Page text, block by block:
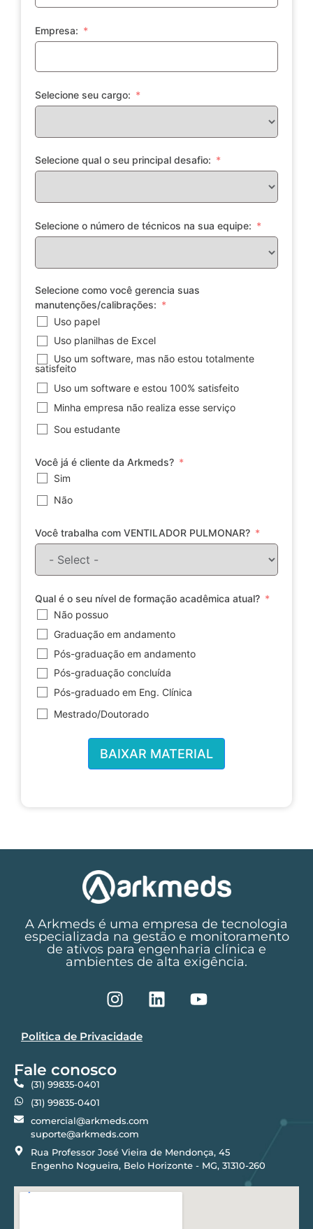
Empresa:
Selecione seu cargo:
Selecione qual o seu principal desafio:
Selecione o número de técnicos na sua equipe:
Selecione como você gerencia suas
manutenções/calibrações:
Uso papel
Uso planilhas de Excel
Uso um software, mas não estou totalmente
satisfeito
Uso um software e estou 100% satisfeito
Minha empresa não realiza esse serviço
Sou estudante
Você já é cliente da Arkmeds?
Sim
Não
Você trabalha com VENTILADOR PULMONAR?
Qual é o seu nível de formação acadêmica atual?
Não possuo
Graduação em andamento
Pós-graduação em andamento
Pós-graduação concluída
Pós-graduado em Eng. Clínica
Mestrado/Doutorado
BAIXAR MATERIAL
A Arkmeds é uma empresa de tecnologia
especializada na gestão e monitoramento
de ativos para engenharia clínica e
ambientes de alta exigência.
Politica de Privacidade
Fale conosco
(31) 99835-0401
(31) 99835-0401
comercial@arkmeds.com
suporte@arkmeds.com
Rua Professor José Vieira de Mendonça, 45
Engenho Nogueira, Belo Horizonte - MG, 31310-260